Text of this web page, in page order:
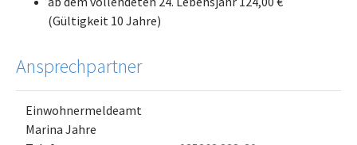
(Gültigkeit 10 Jahre)
Ansprechpartner
Einwohnermeldeamt
Marina Jahre